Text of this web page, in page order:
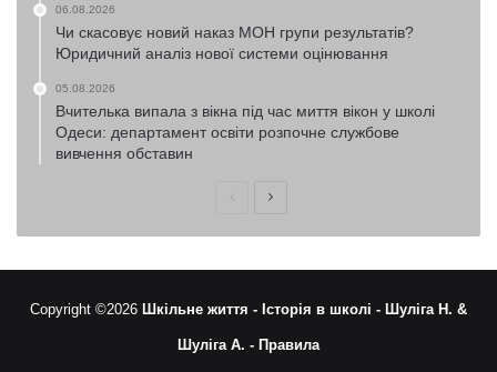
06.08.2026
Чи скасовує новий наказ МОН групи результатів?
Юридичний аналіз нової системи оцінювання
05.08.2026
Вчителька випала з вікна під час миття вікон у школі
Одеси: департамент освіти розпочне службове
вивчення обставин
ПопередняНаступна
Copyright ©2026 Шкільне життя - Історія в школі - Шуліга Н. &
Шуліга А. - Правила